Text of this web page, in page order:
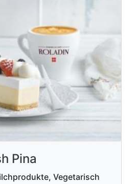
Pina
Vegetarisch